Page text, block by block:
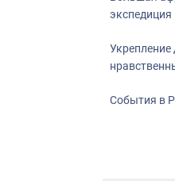
экспедиция
Укрепление
События в